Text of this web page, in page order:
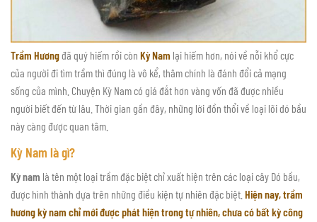
Trầm Hươngđã quý hiếm rồi còn Kỳ Nam lại hiếm hơn, nói về nỗi khổ cực
của người đi tìm trầm thì đúng là vô kể, thâm chính là đánh đổi cả mạng
sống của mình. Chuyện Kỳ Nam có giá đắt hơn vàng vốn đã được nhiều
người biết đến từ lâu. Thời gian gần đây, những lời đồn thổi về loại lõi dó bầu
này càng được quan tâm.
Kỳ Nam là gì?
Kỳ nam là tên một loại trầm đặc biệt chỉ xuất hiện trên các loại cây Dó bầu,
được hình thành dựa trên những điều kiện tự nhiên đặc biệt. Hiện nay, trầm
hương kỳ nam chỉ mới được phát hiện trong tự nhiên, chưa có bất kỳ công